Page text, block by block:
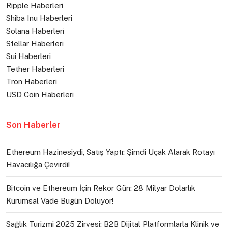
Ripple Haberleri
Shiba Inu Haberleri
Solana Haberleri
Stellar Haberleri
Sui Haberleri
Tether Haberleri
Tron Haberleri
USD Coin Haberleri
Son Haberler
Ethereum Hazinesiydi, Satış Yaptı: Şimdi Uçak Alarak Rotayı
Havacılığa Çevirdi!
Bitcoin ve Ethereum İçin Rekor Gün: 28 Milyar Dolarlık
Kurumsal Vade Bugün Doluyor!
Sağlık Turizmi 2025 Zirvesi: B2B Dijital Platformlarla Klinik ve